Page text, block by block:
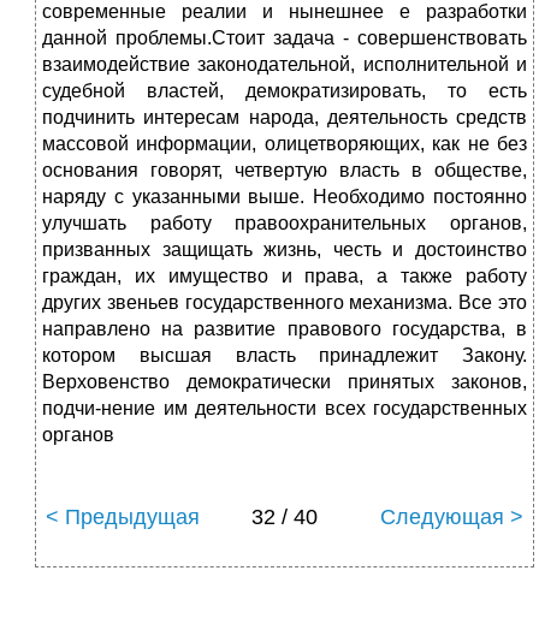
современные реалии и нынешнее е разработки
данной проблемы.Стоит задача - совершенствовать
взаимодействие законодательной, исполнительной и
судебной властей, демократизировать, то есть
подчинить интересам народа, деятельность средств
массовой информации, олицетворяющих, как не без
основания говорят, четвертую власть в обществе,
наряду с указанными выше. Необходимо постоянно
улучшать работу правоохранительных органов,
призванных защищать жизнь, честь и достоинство
граждан, их имущество и права, а также работу
других звеньев государственного механизма. Все это
направлено на развитие правового государства, в
котором высшая власть принадлежит Закону.
Верховенство демократически принятых законов,
подчи-нение им деятельности всех государственных
органов
< Предыдущая 32 / 40 Следующая >